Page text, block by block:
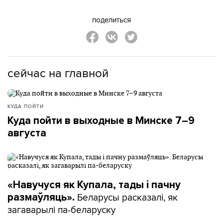
поделиться
сейчас на главной
КУДА ПОЙТИ
Куда пойти в выходные в Минске 7–9
августа
«Навучуся як Купала, тады і пачну
размаўляць». Беларусы расказалі, як
загаварылі па-беларуску